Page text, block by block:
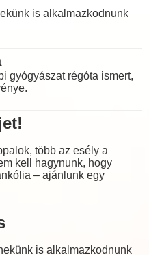
is alkalmazkodnunk
gyógyászat régóta ismert,
több az esély a
kell hagynunk, hogy
– ajánlunk egy
is alkalmazkodnunk